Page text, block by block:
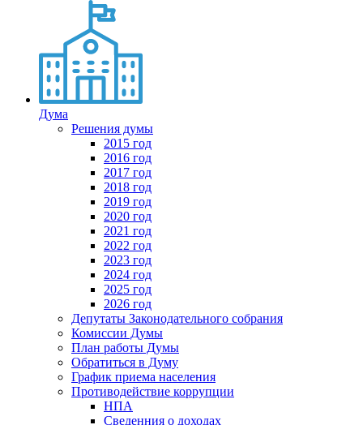
Дума
Решения думы
2015 год
2016 год
2017 год
2018 год
2019 год
2020 год
2021 год
2022 год
2023 год
2024 год
2025 год
2026 год
Депутаты Законодательного собрания
Комиссии Думы
План работы Думы
Обратиться в Думу
График приема населения
Противодействие коррупции
НПА
Сведенния о доходах